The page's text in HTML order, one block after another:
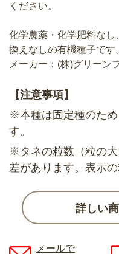
ください。
化学農薬・化学肥料な
換えなしの有機種子です
メーカー：(株)グリーン
【注意事項】
※本種は固定種のた
す。
※タネの粒数（粒の
差があります。表示
詳しい
メールで